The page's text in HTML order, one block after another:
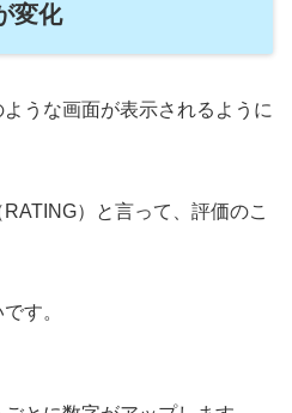
変化
うな画面が表示されるように
）と言って、評価のこ
す。